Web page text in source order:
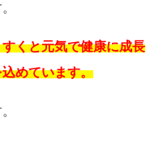
くと元気で健康に成長
めています。